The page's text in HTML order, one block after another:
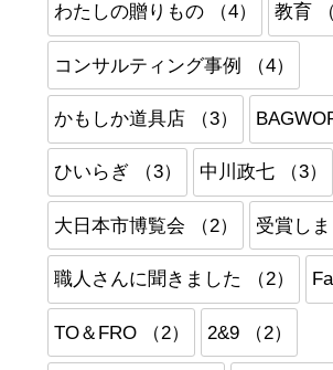
わたしの贈りもの （4） 教育 （
コンサルティング事例 （4）
かもしか道具店 （3）
ひいらぎ （3） 中川政七 （3）
大日本市博覧会 （2） 受賞しま
職人さんに聞きました （2）
TO＆FRO （2） 2&9 （2）